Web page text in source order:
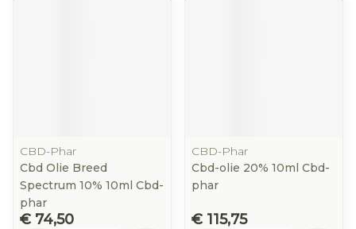
CBD-Phar
Cbd Olie Breed
Spectrum 10% 10ml Cbd-
phar
€ 74,50
CBD-Phar
Cbd-olie 20% 10ml Cbd-
phar
€ 115,75